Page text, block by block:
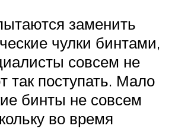
заменить
чулки бинтами,
совсем не
так поступать. Мало
бинты не совсем
во время